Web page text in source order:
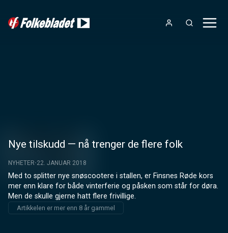
Nye tilskudd — nå trenger de flere folk
NYHETER 22. JANUAR 2018
Med to splitter nye snøscootere i stallen, er Finsnes Røde kors
mer enn klare for både vinterferie og påsken som står for døra.
Men de skulle gjerne hatt flere frivillige.
Artikkelen er mer enn 8 år gammel